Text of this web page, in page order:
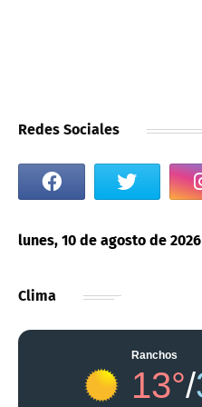
Redes Sociales
lunes, 10 de agosto de 2026
Clima